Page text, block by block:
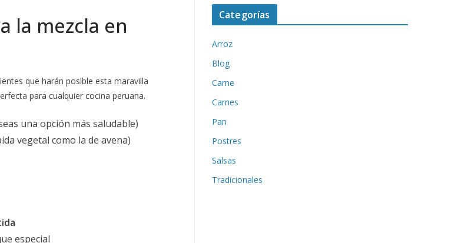
la mezcla en
que harán posible esta maravilla
para cualquier cocina peruana.
una opción más saludable)
vegetal como la de avena)
especial
Categorías
Arroz
Blog
Carne
Carnes
Pan
Postres
Salsas
Tradicionales